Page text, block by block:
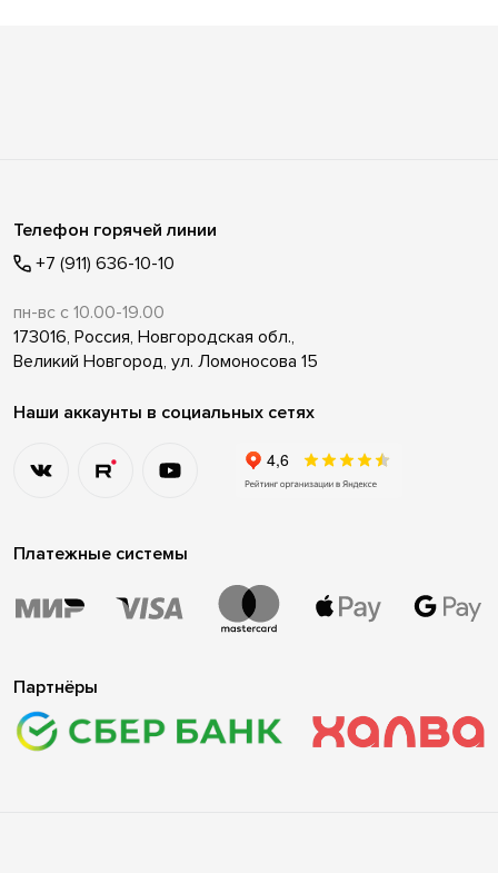
Телефон горячей линии
+7 (911) 636-10-10
пн-вс с 10.00-19.00
173016, Россия, Новгородская обл.,
Великий Новгород, ул. Ломоносова 15
Наши аккаунты в социальных сетях
Платежные системы
Партнёры